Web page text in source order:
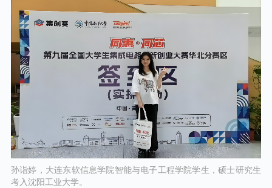
孙诣婷，大连东软信息学院智能与电子工程学院学生，硕士研究生
考入沈阳工业大学。